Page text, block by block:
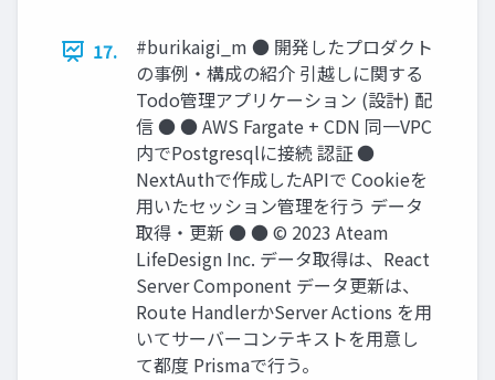
17.
#burikaigi_m ● 開発したプロダクト
の事例‧構成の紹介 引越しに関する
Todo管理アプリケーション (設計) 配
信 ● ● AWS Fargate + CDN 同⼀VPC
内でPostgresqlに接続 認証 ●
NextAuthで作成したAPIで Cookieを
⽤いたセッション管理を⾏う データ
取得‧更新 ● ● © 2023 Ateam
LifeDesign Inc. データ取得は、React
Server Component データ更新は、
Route HandlerかServer Actions を⽤
いてサーバーコンテキストを⽤意し
て都度 Prismaで⾏う。